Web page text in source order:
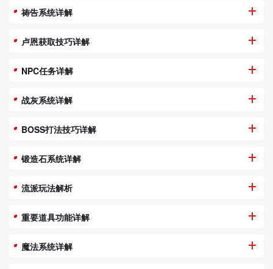
祷告系统详解
卢恩获取技巧详解
NPC任务详解
战灰系统详解
BOSS打法技巧详解
锻造石系统详解
流派玩法解析
重要道具功能详解
魔法系统详解